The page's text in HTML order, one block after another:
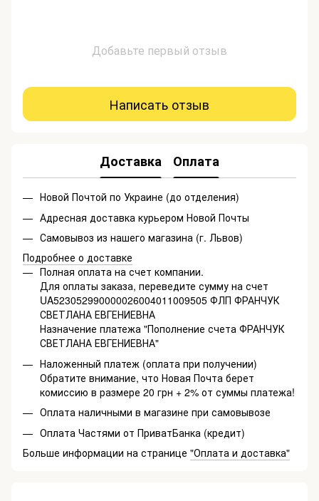
Добавьте первый отзыв
Написать отзыв
Доставка Оплата
Новой Почтой по Украине (до отделения)
Адресная доставка курьером Новой Почты
Самовывоз из нашего магазина (г. Львов)
Подробнее о доставке
Полная оплата на счет компании.
Для оплаты заказа, переведите сумму на счет
UA523052990000026004011009505 ФЛП ФРАНЧУК
СВЕТЛАНА ЕВГЕНИЕВНА
Назначение платежа "Пополнение счета ФРАНЧУК
СВЕТЛАНА ЕВГЕНИЕВНА"
Наложенный платеж (оплата при получении)
Обратите внимание, что Новая Почта берет
комиссию в размере 20 грн + 2% от суммы платежа!
Оплата наличными в магазине при самовывозе
Оплата Частями от ПриватБанка (кредит)
Больше информации на странице "Оплата и доставка"